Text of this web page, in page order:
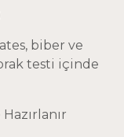
biber ve
testi içinde